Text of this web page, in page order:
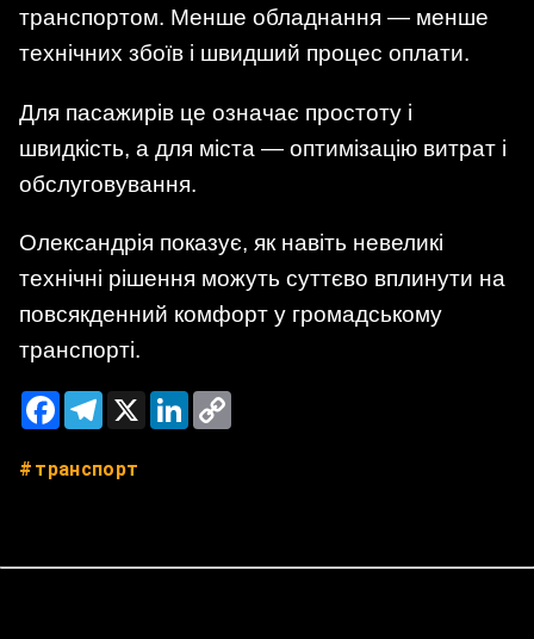
транспортом. Менше обладнання — менше
технічних збоїв і швидший процес оплати.
Для пасажирів це означає простоту і
швидкість, а для міста — оптимізацію витрат і
обслуговування.
Олександрія показує, як навіть невеликі
технічні рішення можуть суттєво вплинути на
повсякденний комфорт у громадському
транспорті.
FacebookTelegram
X LinkedIn
транспорт